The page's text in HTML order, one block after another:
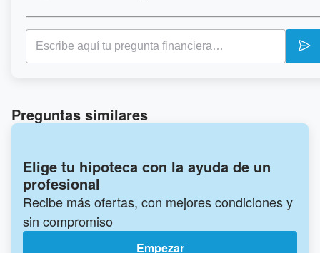
Preguntas similares
Elige tu hipoteca con la ayuda de un
profesional
Recibe más ofertas, con mejores condiciones y
sin compromiso
Empezar